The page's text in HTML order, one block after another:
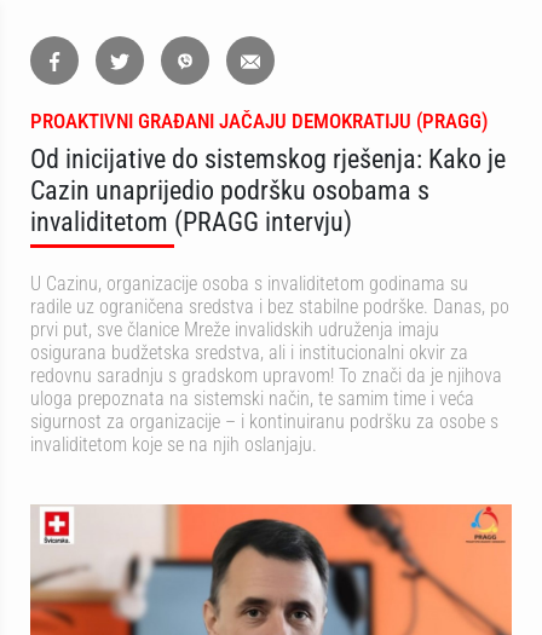
PROAKTIVNI GRAĐANI JAČAJU DEMOKRATIJU (PRAGG)
Od inicijative do sistemskog rješenja: Kako je
Cazin unaprijedio podršku osobama s
invaliditetom (PRAGG intervju)
U Cazinu, organizacije osoba s invaliditetom godinama su
radile uz ograničena sredstva i bez stabilne podrške. Danas, po
prvi put, sve članice Mreže invalidskih udruženja imaju
osigurana budžetska sredstva, ali i institucionalni okvir za
redovnu saradnju s gradskom upravom! To znači da je njihova
uloga prepoznata na sistemski način, te samim time i veća
sigurnost za organizacije – i kontinuiranu podršku za osobe s
invaliditetom koje se na njih oslanjaju.